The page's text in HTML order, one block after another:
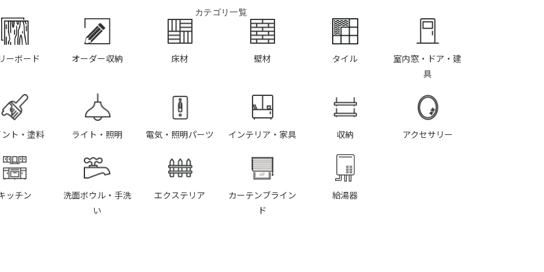
カテゴリ一覧
ーボード オーダー収納 床材 壁材 タイル
室内窓・ドア・建
具
ト・塗料 ライト・照明 電気・照明パーツ インテリア・家具 収納 アクセサリー
ッチン
洗面ボウル・手洗
い
エクステリア
カーテンブライン
ド
給湯器